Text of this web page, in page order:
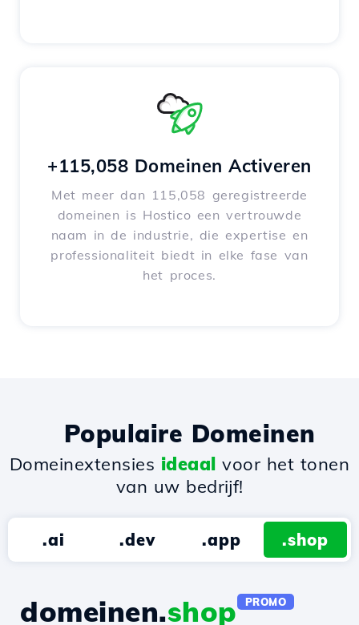
+115,058 Domeinen Activeren
Met meer dan 115,058 geregistreerde
domeinen is Hostico een vertrouwde
naam in de industrie, die expertise en
professionaliteit biedt in elke fase van
het proces.
Populaire Domeinen
Domeinextensies ideaal voor het tonen
van uw bedrijf!
.ai .dev .app .shop
domeinen.shop PROMO